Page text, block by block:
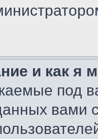
и как я
под